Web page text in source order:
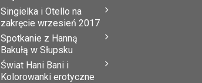
Singielka i Otello na
zakręcie wrzesień 2017
Spotkanie z Hanną
Bakułą w Słupsku
Świat Hani Bani i
Kolorowanki erotyczne